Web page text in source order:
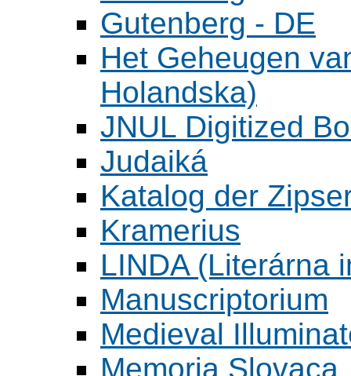
Gutenberg - DE
Het Geheugen
Holandska)
JNUL Digitized
Judaiká
Katalog der
Kramerius
LINDA (Literárna
Manuscriptorium
Medieval
Memoria Slovaca